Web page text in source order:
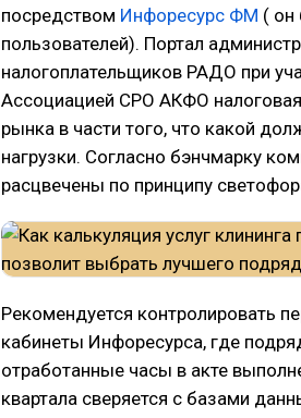
посредством Инфоресурс ФМ ( он
пользователей). Портал
налогоплательщиков РАДО при
Ассоциацией СРО АКФО
рынка в части того, что какой
нагрузки. Согласно бэнчмарку
расцвечены по принципу
Рекомендуется контролировать
кабинеты Инфоресурса, где
отработанные часы в акте
квартала сверяется с базами